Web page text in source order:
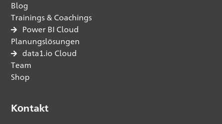
Blog
Trainings & Coachings
Power BI Cloud
Planungslösungen
data1.io Cloud
Team
Shop
Kontakt